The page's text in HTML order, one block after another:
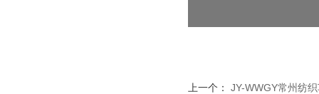
上一个： JY-WWGY常州纺